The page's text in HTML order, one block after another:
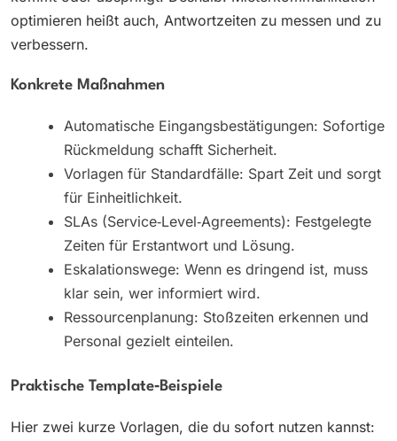
optimieren heißt auch, Antwortzeiten zu messen und zu
verbessern.
Konkrete Maßnahmen
Automatische Eingangsbestätigungen: Sofortige
Rückmeldung schafft Sicherheit.
Vorlagen für Standardfälle: Spart Zeit und sorgt
für Einheitlichkeit.
SLAs (Service‑Level‑Agreements): Festgelegte
Zeiten für Erstantwort und Lösung.
Eskalationswege: Wenn es dringend ist, muss
klar sein, wer informiert wird.
Ressourcenplanung: Stoßzeiten erkennen und
Personal gezielt einteilen.
Praktische Template‑Beispiele
Hier zwei kurze Vorlagen, die du sofort nutzen kannst: